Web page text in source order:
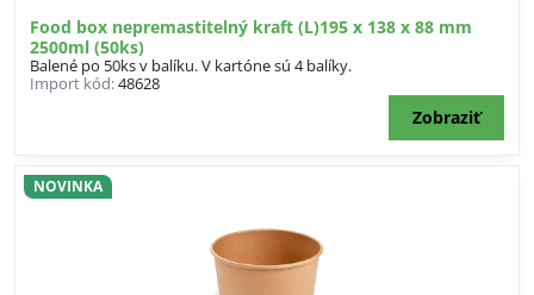
Food box nepremastitelný kraft (L)195 x 138 x 88 mm
2500ml (50ks)
Balené po 50ks v balíku. V kartóne sú 4 balíky.
Import kód:48628
Zobraziť
NOVINKA